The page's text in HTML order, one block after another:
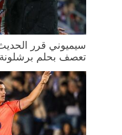
سيميوني قرر
تعصف بحلم برشلونة